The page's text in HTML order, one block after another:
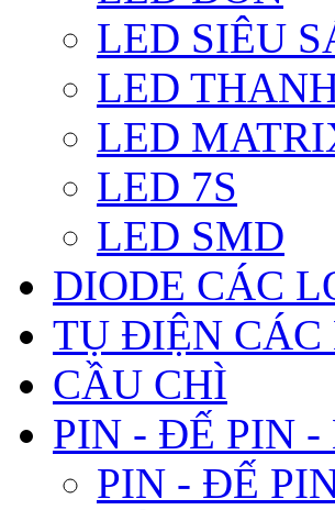
LED SIÊU
LED
LED
LED 7S
LED SMD
DIODE CÁC
TỤ ĐIỆN CÁC
CẦU CHÌ
PIN - ĐẾ PIN -
PIN - ĐẾ